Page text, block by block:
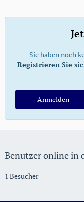
Sie haben noch
Registrieren Sie
Anmelden
Benutzer online in
1 Besucher